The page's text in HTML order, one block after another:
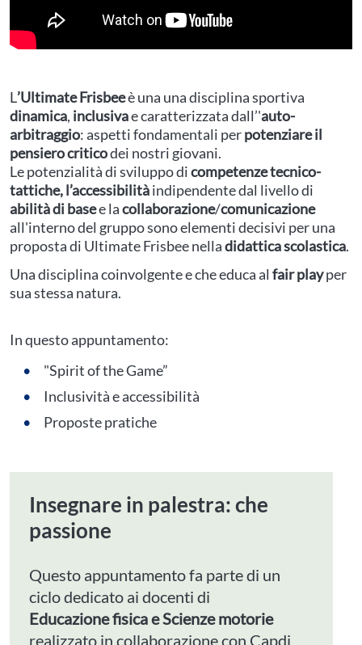
L’Ultimate Frisbeeè una una disciplina sportiva
dinamica, inclusivae caratterizzata dall’'auto-
arbitraggio: aspetti fondamentali perpotenziare il
pensiero criticodei nostri giovani.
Le potenzialità di sviluppo dicompetenze tecnico-
tattiche, l’accessibilitàindipendente dal livello di
abilità di basee lacollaborazione/comunicazione
all'interno del gruppo sono elementi decisivi per una
proposta di Ultimate Frisbee nelladidattica scolastica.
Una disciplina coinvolgente e che educa al fair playper
sua stessa natura.
In questo appuntamento:
"Spirit of the Game”
Inclusività e accessibilità
Proposte pratiche
Insegnare in palestra: che
passione
Questo appuntamento fa parte di un
ciclo dedicato ai docenti di
Educazione fisica e Scienze motorie
realizzato in collaborazione con Capdi